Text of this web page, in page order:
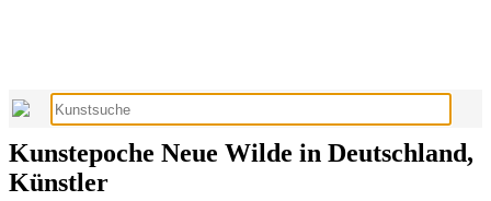
Kunstepoche Neue Wilde in Deutschland,
Künstler